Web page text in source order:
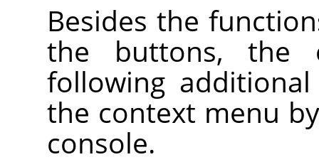
Besides the
the buttons, the
following
the context menu
console.